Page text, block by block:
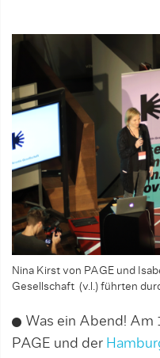
Nina Kirst von PAGE und
Gesellschaft (v.l.) führten
Was ein Abend! Am
PAGE und der